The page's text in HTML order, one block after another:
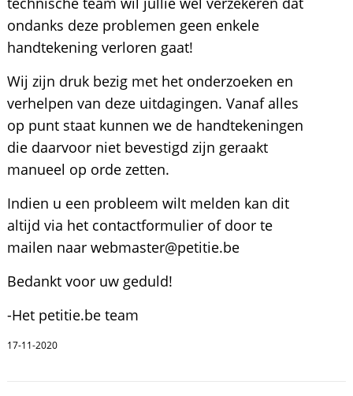
ondanks deze problemen geen enkele
handtekening verloren gaat!
Wij zijn druk bezig met het onderzoeken en
verhelpen van deze uitdagingen. Vanaf alles
op punt staat kunnen we de handtekeningen
die daarvoor niet bevestigd zijn geraakt
manueel op orde zetten.
Indien u een probleem wilt melden kan dit
altijd via het contactformulier of door te
mailen naar webmaster@petitie.be
Bedankt voor uw geduld!
-Het petitie.be team
17-11-2020